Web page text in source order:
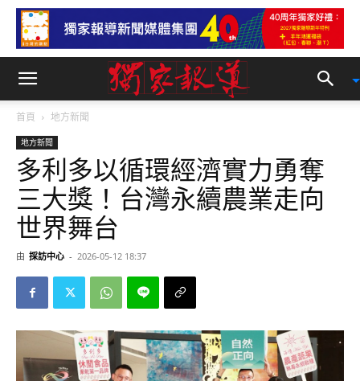
首頁 地方新聞
地方新聞
多利多以循環經濟實力勇奪
三大獎！台灣永續農業走向
世界舞台
由 採訪中心 - 2026-05-12 18:37